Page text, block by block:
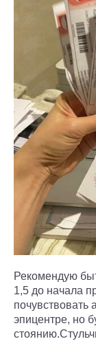
Рекомендую
1,5 до начала
эпицентре, но